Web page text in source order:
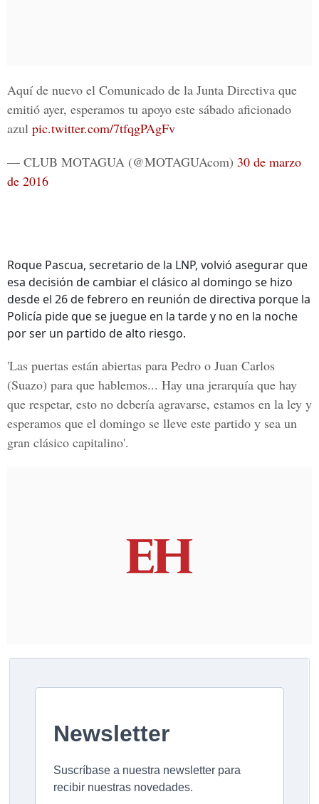
Aquí de nuevo el Comunicado de la Junta Directiva que
emitió ayer, esperamos tu apoyo este sábado aficionado
azul pic.twitter.com/7tfqgPAgFv
— CLUB MOTAGUA (@MOTAGUAcom) 30 de marzo
de 2016
Roque Pascua, secretario de la LNP, volvió asegurar que
esa decisión de cambiar el clásico al domingo se hizo
desde el 26 de febrero en reunión de directiva porque la
Policía pide que se juegue en la tarde y no en la noche
por ser un partido de alto riesgo.
'Las puertas están abiertas para Pedro o Juan Carlos
(Suazo) para que hablemos... Hay una jerarquía que hay
que respetar, esto no debería agravarse, estamos en la ley y
esperamos que el domingo se lleve este partido y sea un
gran clásico capitalino'.